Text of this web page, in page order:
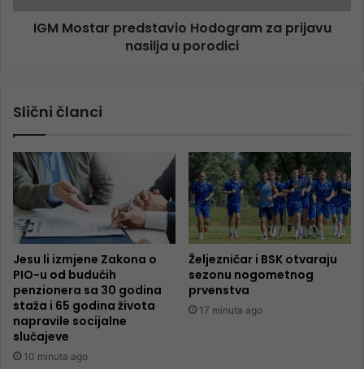
IGM Mostar predstavio Hodogram za prijavu
nasilja u porodici
Slični članci
Jesu li izmjene Zakona o
PIO-u od budućih
penzionera sa 30 godina
staža i 65 godina života
napravile socijalne
slučajeve
10 minuta ago
Željezničar i BSK otvaraju
sezonu nogometnog
prvenstva
17 minuta ago